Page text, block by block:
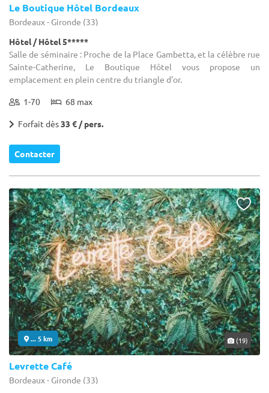
Le Boutique Hôtel Bordeaux
Bordeaux - Gironde (33)
Hôtel / Hôtel 5*****
Salle de séminaire : Proche de la Place Gambetta, et la célèbre rue
Sainte-Catherine, Le Boutique Hôtel vous propose un
emplacement en plein centre du triangle d'or.
1-70 68 max
Forfait dès33 € / pers.
Contacter
... 5 km (19)
Levrette Café
Bordeaux - Gironde (33)